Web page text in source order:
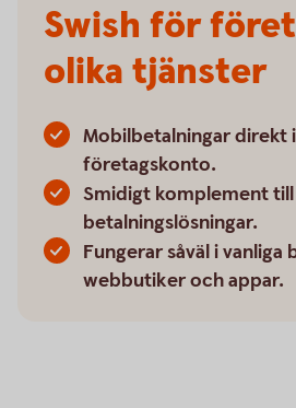
Swish för
olika tjänster
Mobilbetalningar direkt
företagskonto.
Smidigt komplement till
betalningslösningar.
Fungerar såväl i vanliga
webbutiker och appar.